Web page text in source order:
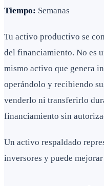
Tiempo: Semanas
Tu activo productivo se
del financiamiento. No es
mismo activo que genera
operándolo y recibiendo
venderlo ni transferirlo
financiamiento sin
Un activo respaldado
inversores y puede mejorar